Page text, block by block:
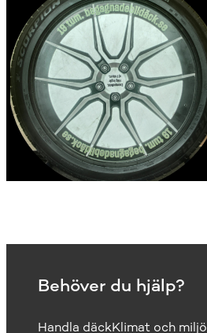
Behöver du hjälp?
Handla däckKlimat och miljö